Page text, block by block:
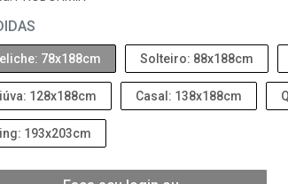
78x188cm Solteiro: 88x188cm
128x188cm Casal: 138x188cm
193x203cm